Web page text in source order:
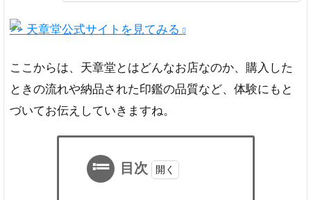
>> 天章堂公式サイトを見てみる
ここからは、天章堂とはどんなお店なのか、購入した
ときの流れや納品された印鑑の品質など、体験にもと
づいてお伝えしていきますね。
目次